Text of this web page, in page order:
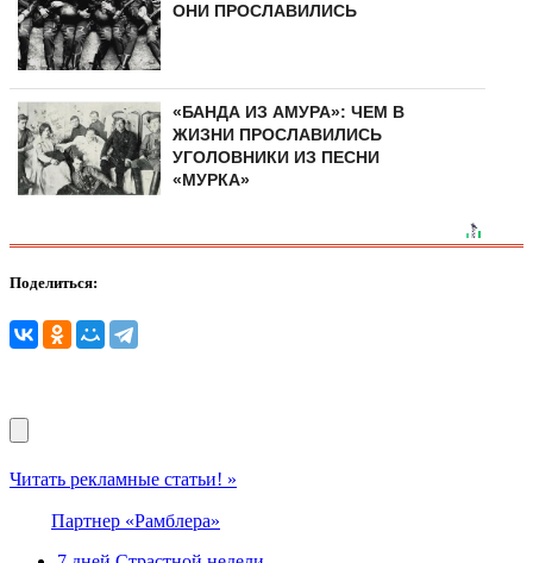
ОНИ ПРОСЛАВИЛИСЬ
«БАНДА ИЗ АМУРА»: ЧЕМ В
ЖИЗНИ ПРОСЛАВИЛИСЬ
УГОЛОВНИКИ ИЗ ПЕСНИ
«МУРКА»
Поделиться:
Читать рекламные статьи! »
Партнер «Рамблера»